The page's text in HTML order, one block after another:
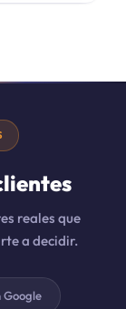
reales que
a decidir.
Google